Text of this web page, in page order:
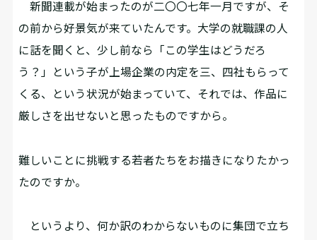
新聞連載が始まったのが二〇〇七年一月ですが、そ
の前から好景気が来ていたんです。大学の就職課の人
に話を聞くと、少し前なら「この学生はどうだろ
う？」という子が上場企業の内定を三、四社もらって
くる、という状況が始まっていて、それでは、作品に
厳しさを出せないと思ったものですから。
――難しいことに挑戦する若者たちをお描きになりたかっ
たのですか。
というより、何か訳のわからないものに集団で立ち